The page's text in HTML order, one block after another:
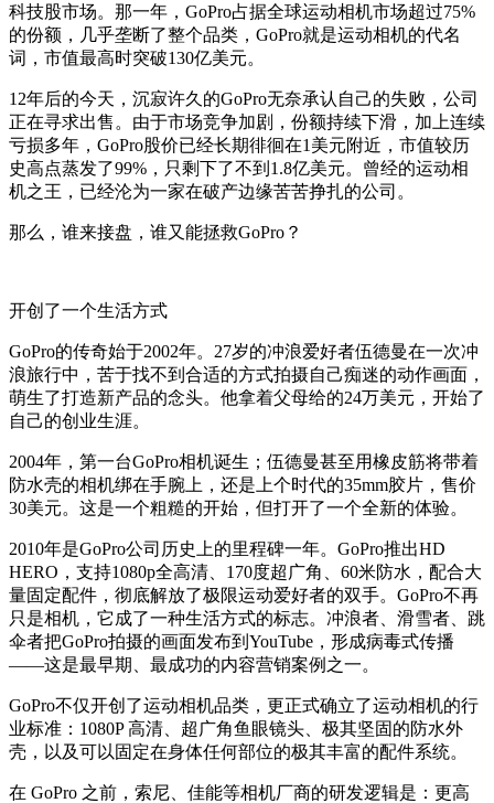
科技股市场。那一年，GoPro占据全球运动相机市场超过75%
的份额，几乎垄断了整个品类，GoPro就是运动相机的代名
词，市值最高时突破130亿美元。
12年后的今天，沉寂许久的GoPro无奈承认自己的失败，公司
正在寻求出售。由于市场竞争加剧，份额持续下滑，加上连续
亏损多年，GoPro股价已经长期徘徊在1美元附近，市值较历
史高点蒸发了99%，只剩下了不到1.8亿美元。曾经的运动相
机之王，已经沦为一家在破产边缘苦苦挣扎的公司。
那么，谁来接盘，谁又能拯救GoPro？
开创了一个生活方式
GoPro的传奇始于2002年。27岁的冲浪爱好者伍德曼在一次冲
浪旅行中，苦于找不到合适的方式拍摄自己痴迷的动作画面，
萌生了打造新产品的念头。他拿着父母给的24万美元，开始了
自己的创业生涯。
2004年，第一台GoPro相机诞生；伍德曼甚至用橡皮筋将带着
防水壳的相机绑在手腕上，还是上个时代的35mm胶片，售价
30美元。这是一个粗糙的开始，但打开了一个全新的体验。
2010年是GoPro公司历史上的里程碑一年。GoPro推出HD
HERO，支持1080p全高清、170度超广角、60米防水，配合大
量固定配件，彻底解放了极限运动爱好者的双手。GoPro不再
只是相机，它成了一种生活方式的标志。冲浪者、滑雪者、跳
伞者把GoPro拍摄的画面发布到YouTube，形成病毒式传播
——这是最早期、最成功的内容营销案例之一。
GoPro不仅开创了运动相机品类，更正式确立了运动相机的行
业标准：1080P 高清、超广角鱼眼镜头、极其坚固的防水外
壳，以及可以固定在身体任何部位的极其丰富的配件系统。
在 GoPro 之前，索尼、佳能等相机厂商的研发逻辑是：更高